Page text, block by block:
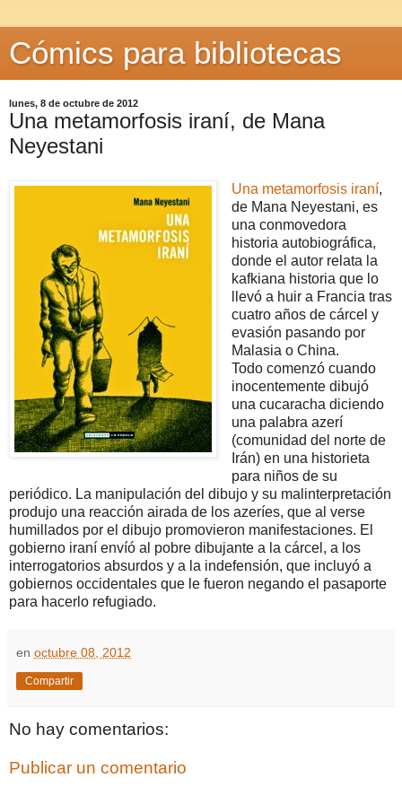
Cómics para bibliotecas
lunes, 8 de octubre de 2012
Una metamorfosis iraní, de Mana
Neyestani
Una metamorfosis iraní,
de Mana Neyestani, es
una conmovedora
historia autobiográfica,
donde el autor relata la
kafkiana historia que lo
llevó a huir a Francia tras
cuatro años de cárcel y
evasión pasando por
Malasia o China.
Todo comenzó cuando
inocentemente dibujó
una cucaracha diciendo
una palabra azerí
(comunidad del norte de
Irán) en una historieta
para niños de su
periódico. La manipulación del dibujo y su malinterpretación
produjo una reacción airada de los azeríes, que al verse
humillados por el dibujo promovieron manifestaciones. El
gobierno iraní envíó al pobre dibujante a la cárcel, a los
interrogatorios absurdos y a la indefensión, que incluyó a
gobiernos occidentales que le fueron negando el pasaporte
para hacerlo refugiado.
en octubre 08, 2012
Compartir
No hay comentarios:
Publicar un comentario